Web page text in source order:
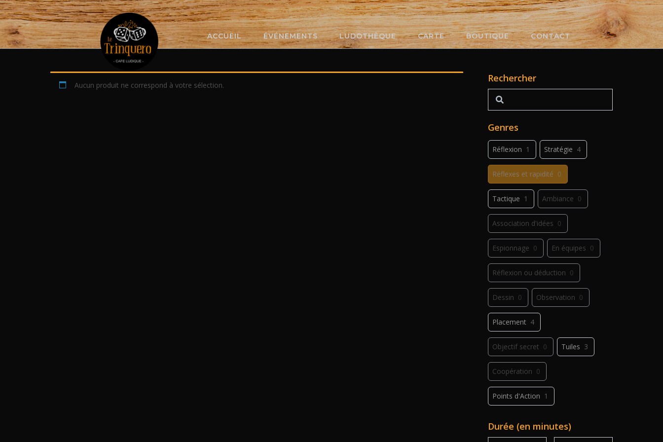
Skip
to
content
ACCUEIL ÉVÉNEMENTS LUDOTHÈQUE CARTE BOUTIQUE CONTACT
Aucun produit ne correspond à votre sélection.
Rechercher
Rechercher
Genres
Réflexion 1 Stratégie 4
Réflexes et rapidité 0
Tactique 1 Ambiance 0
Association d'idées 0
Espionnage 0 En équipes 0
Réflexion ou déduction 0
Dessin 0 Observation 0
Placement 4
Objectif secret 0 Tuiles 3
Coopération 0
Points d'Action 1
Déplacement 0
Durée (en minutes)